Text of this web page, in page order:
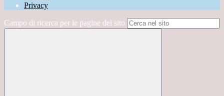
Privacy
Campo di ricerca per le pagine del sito